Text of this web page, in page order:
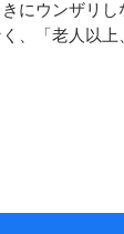
にウンザリ
、「老人以